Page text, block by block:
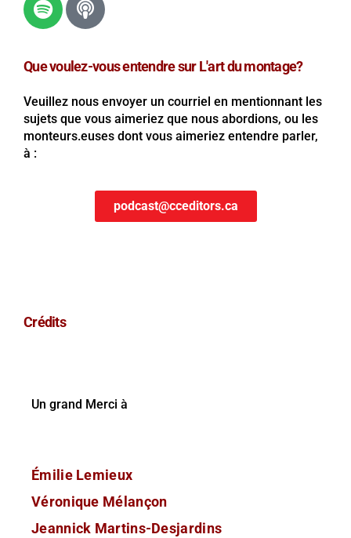
Que voulez-vous entendre sur L'art du montage?
Veuillez nous envoyer un courriel en mentionnant les
sujets que vous aimeriez que nous abordions, ou les
monteurs.euses dont vous aimeriez entendre parler,
à :
podcast@cceditors.ca
Crédits
Un grand Merci à
Émilie Lemieux
Véronique Mélançon
Jeannick Martins-Desjardins